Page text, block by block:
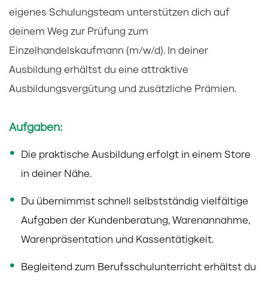
eigenes Schulungsteam unterstützen dich auf
deinem Weg zur Prüfung zum
Einzelhandelskaufmann (m/w/d). In deiner
Ausbildung erhältst du eine attraktive
Ausbildungsvergütung und zusätzliche Prämien.
Aufgaben:
Die praktische Ausbildung erfolgt in einem Store
in deiner Nähe.
Du übernimmst schnell selbstständig vielfältige
Aufgaben der Kundenberatung, Warenannahme,
Warenpräsentation und Kassentätigkeit.
Begleitend zum Berufsschulunterricht erhältst du